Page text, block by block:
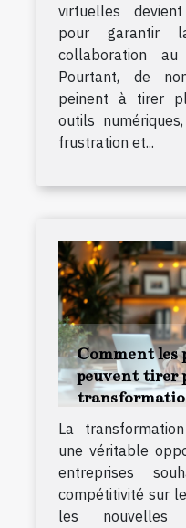
virtuelles
pour garantir
collaboration
Pourtant, de
peinent à tirer
outils
frustration et...
Comment les
peuvent tirer
La
une véritable
entreprises
compétitivité sur
les nouvelles